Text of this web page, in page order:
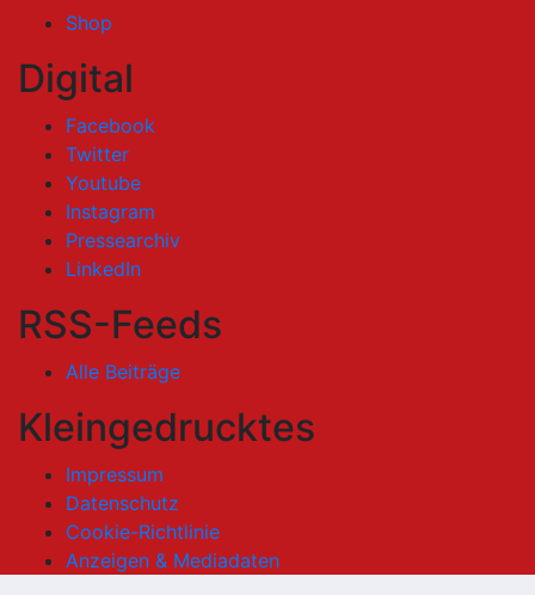
Shop
Digital
Facebook
Twitter
Youtube
Instagram
Pressearchiv
LinkedIn
RSS-Feeds
Alle Beiträge
Kleingedrucktes
Impressum
Datenschutz
Cookie-Richtlinie
Anzeigen & Mediadaten